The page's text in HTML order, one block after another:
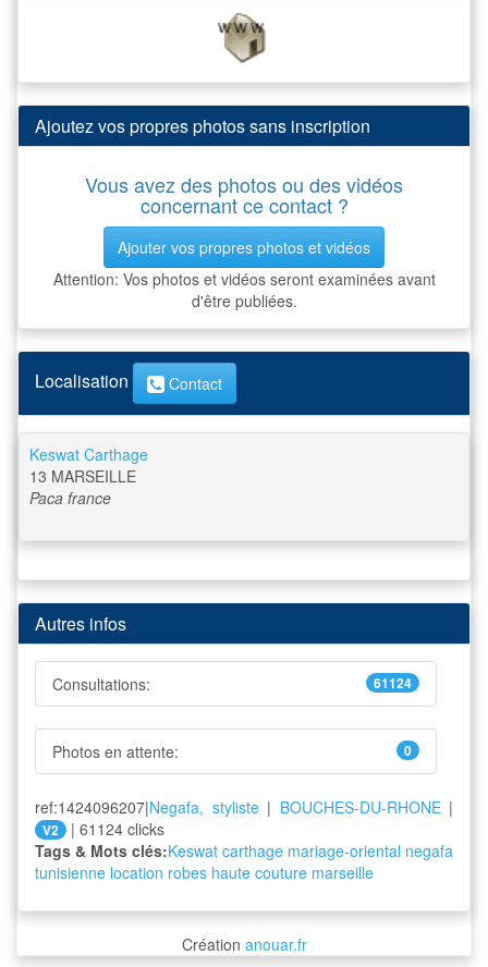
Ajoutez vos propres photos sans inscription
Vous avez des photos ou des vidéos
concernant ce contact ?
Ajouter vos propres photos et vidéos
Attention: Vos photos et vidéos seront examinées avant
d'être publiées.
Localisation Contact
Keswat Carthage
13 MARSEILLE
Paca france
Autres infos
Consultations: 61124
Photos en attente: 0
ref:1424096207|Negafa, styliste| BOUCHES-DU-RHONE|
V2
| 61124 clicks
Tags & Mots clés:Keswat carthage mariage-oriental negafa
tunisienne location robes haute couture marseille
Création anouar.fr